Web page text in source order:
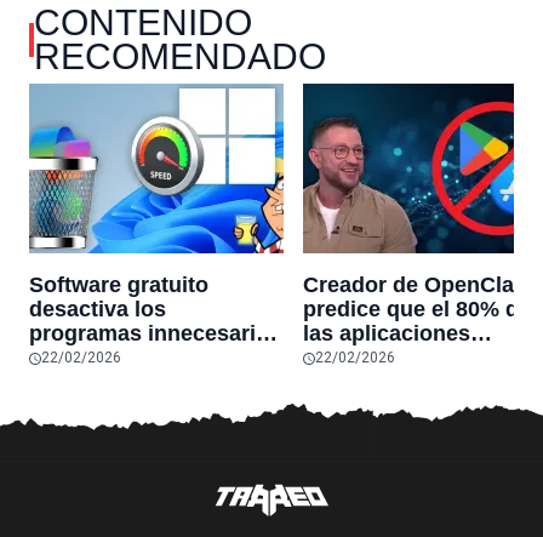
CONTENIDO
RECOMENDADO
Software gratuito
desactiva los
programas innecesarios
de Windows 11 y
reduciendo el uso de la
RAM y mucho más
22/02/2026
Creador de OpenClaw
predice que el 80% de
las aplicaciones
actuales
sobrevivirán las
aplicaciones con
hardware
22/02/2026